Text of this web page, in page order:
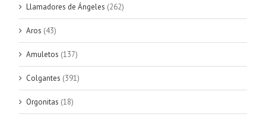
Llamadores de Ángeles (262)
Aros (43)
Amuletos (137)
Colgantes (391)
Orgonitas (18)